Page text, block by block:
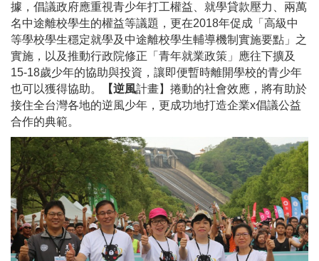
據，倡議政府應重視青少年打工權益、就學貸款壓力、兩萬
名中途離校學生的權益等議題，更在2018年促成「高級中
等學校學生穩定就學及中途離校學生輔導機制實施要點」之
實施，以及推動行政院修正「青年就業政策」應往下擴及
15-18歲少年的協助與投資，讓即便暫時離開學校的青少年
也可以獲得協助。
【逆風計畫】捲動的社會效應，將有助於
接住全台灣各地的逆風少年，更成功地打造企業x倡議公益
合作的典範。